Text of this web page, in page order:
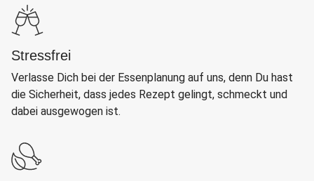
Stressfrei
Verlasse Dich bei der Essenplanung auf uns, denn Du hast
die Sicherheit, dass jedes Rezept gelingt, schmeckt und
dabei ausgewogen ist.